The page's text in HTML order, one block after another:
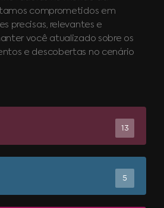
comprometidos em
precisas, relevantes e
você atualizado sobre os
e descobertas no cenário
13
5